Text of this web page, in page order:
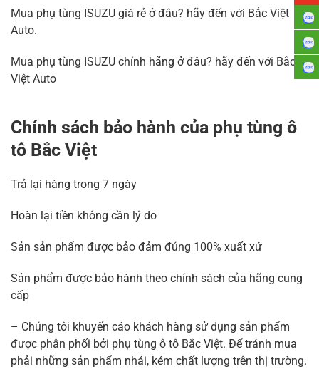
Mua phụ tùng ISUZU giá rẻ ở đâu? hãy đến với Bắc Việt
Auto.
Mua phụ tùng ISUZU chính hãng ở đâu? hãy đến với Bắc
Việt Auto
Chính sách bảo hành của phụ tùng ô
tô Bắc Việt
Trả lại hàng trong 7 ngày
Hoàn lại tiền không cần lý do
Sản sản phẩm được bảo đảm đúng 100% xuất xứ
Sản phẩm được bảo hành theo chính sách của hãng cung
cấp
– Chúng tôi khuyến cáo khách hàng sử dụng sản phẩm
được phân phối bởi phụ tùng ô tô Bắc Việt. Để tránh mua
phải những sản phẩm nhái, kém chất lượng trên thị trường.